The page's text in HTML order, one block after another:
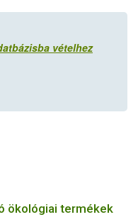
vételhez
ökológiai termékek